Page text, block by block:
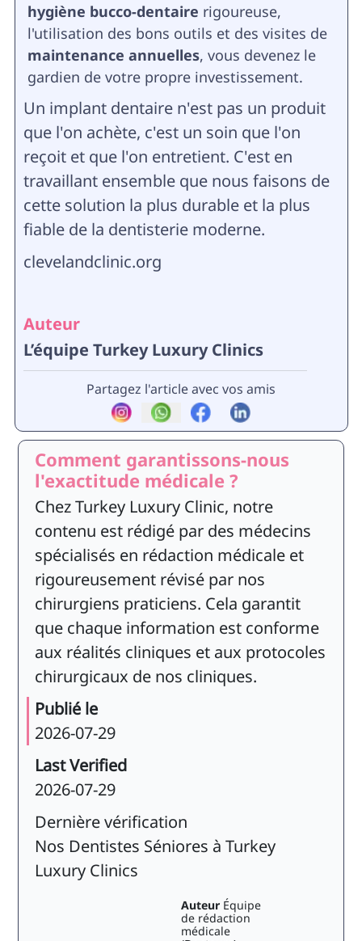
hygiène bucco-dentaire rigoureuse,
l'utilisation des bons outils et des visites de
maintenance annuelles, vous devenez le
gardien de votre propre investissement.
Un implant dentaire n'est pas un produit
que l'on achète, c'est un soin que l'on
reçoit et que l'on entretient. C'est en
travaillant ensemble que nous faisons de
cette solution la plus durable et la plus
fiable de la dentisterie moderne.
clevelandclinic.org
Auteur
L’équipe Turkey Luxury Clinics
Partagez l'article avec vos amis
Comment garantissons-nous
l'exactitude médicale ?
Chez Turkey Luxury Clinic, notre
contenu est rédigé par des médecins
spécialisés en rédaction médicale et
rigoureusement révisé par nos
chirurgiens praticiens. Cela garantit
que chaque information est conforme
aux réalités cliniques et aux protocoles
chirurgicaux de nos cliniques.
Publié le
2026-07-29
Last Verified
2026-07-29
Dernière vérification
Nos Dentistes Séniores à Turkey
Luxury Clinics
Auteur Équipe
de rédaction
médicale